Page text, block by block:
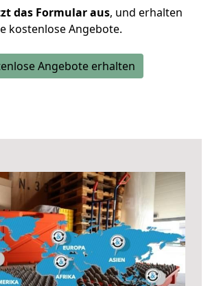
das Formular aus, und erhalten
kostenlose Angebote.
Angebote erhalten